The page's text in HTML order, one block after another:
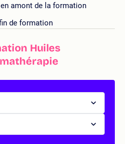
amont de la formation
de formation
Huiles